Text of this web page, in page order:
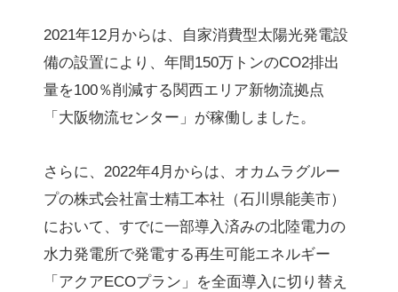
2021年12月からは、自家消費型太陽光発電設
備の設置により、年間150万トンのCO2排出
量を100％削減する関西エリア新物流拠点
「大阪物流センター」が稼働しました。
さらに、2022年4月からは、オカムラグルー
プの株式会社富士精工本社（石川県能美市）
において、すでに一部導入済みの北陸電力の
水力発電所で発電する再生可能エネルギー
「アクアECOプラン」を全面導入に切り替え